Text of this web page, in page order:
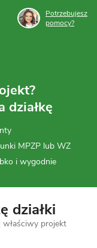
działkę
MPZP lub WZ
i wygodnie
Potrzebujesz
pomocy?
działki
właściwy projekt